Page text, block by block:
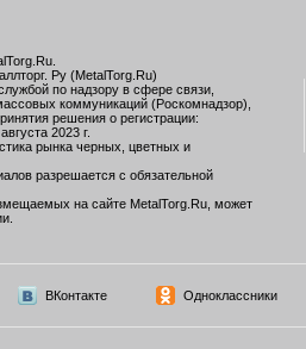
Ру (MetalTorg.Ru)
по надзору в сфере связи,
коммуникаций (Роскомнадзор),
решения о регистрации:
2023 г.
рынка черных, цветных и
разрешается с обязательной
на сайте MetalTorg.Ru, может
ВКонтакте Одноклассники